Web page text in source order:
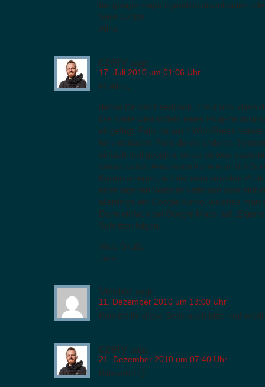
bei google maps irgendwo downloaden
Viele Grüße
Alina
czery sagt:
17. Juli 2010 um 01:06 Uhr
Hi Alina,
danke für das Feedback. Freut uns, dass
Die Karte wird mittels eines Plug-Ins in
eingefügt. Falls du auch WordPress
herunterladen. Falls du ein anderes
einfach mal googlen, ob es da was
etwas weiter. Ansonsten kann man bei
Karten anlegen, auf der man einzelne
einer eigenen Website verlinken oder
allerdings ein Google Konto, welches
Dann einfach bei Google Maps auf
Schritten folgen.
Viele Grüße
Jere
Vester sagt:
11. Dezember 2010 um 13:00 Uhr
Könntet ihr diese Seite auch bitte mal
czery sagt:
21. Dezember 2010 um 07:40 Uhr
Bittesehr! 🙂